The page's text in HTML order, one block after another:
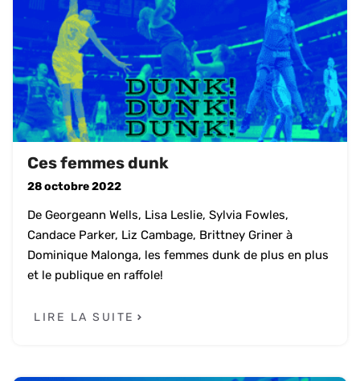
Ces femmes dunk
28 octobre 2022
De Georgeann Wells, Lisa Leslie, Sylvia Fowles,
Candace Parker, Liz Cambage, Brittney Griner à
Dominique Malonga, les femmes dunk de plus en plus
et le publique en raffole!
LIRE LA SUITE